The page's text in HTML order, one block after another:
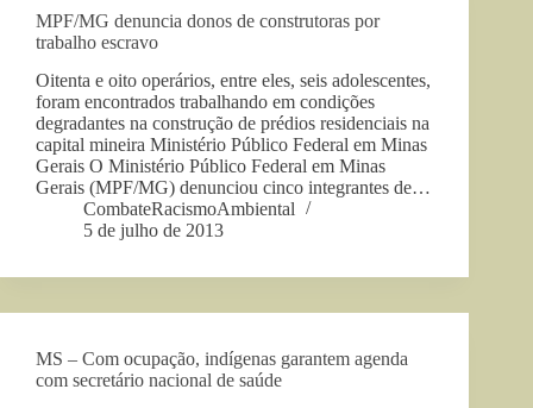
MPF/MG denuncia donos de construtoras por
trabalho escravo
Oitenta e oito operários, entre eles, seis adolescentes,
foram encontrados trabalhando em condições
degradantes na construção de prédios residenciais na
capital mineira Ministério Público Federal em Minas
Gerais O Ministério Público Federal em Minas
Gerais (MPF/MG) denunciou cinco integrantes de…
CombateRacismoAmbiental
5 de julho de 2013
MS – Com ocupação, indígenas garantem agenda
com secretário nacional de saúde